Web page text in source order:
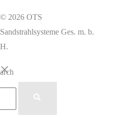
© 2026 OTS
Sandstrahlsysteme Ges. m. b.
H.